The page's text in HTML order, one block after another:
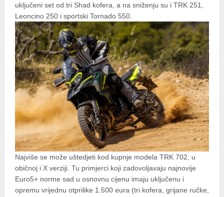
uključeni set od tri Shad kofera, a na sniženju su i TRK 251,
Leoncino 250 i sportski Tornado 550.
Najviše se može uštedjeti kod kupnje modela TRK 702, u
običnoj i X verziji. Tu primjerci koji zadovoljavaju najnovije
Euro5+ norme sad u osnovnu cijenu imaju uključenu i
opremu vrijednu otprilike 1.500 eura (tri kofera, grijane ručke,